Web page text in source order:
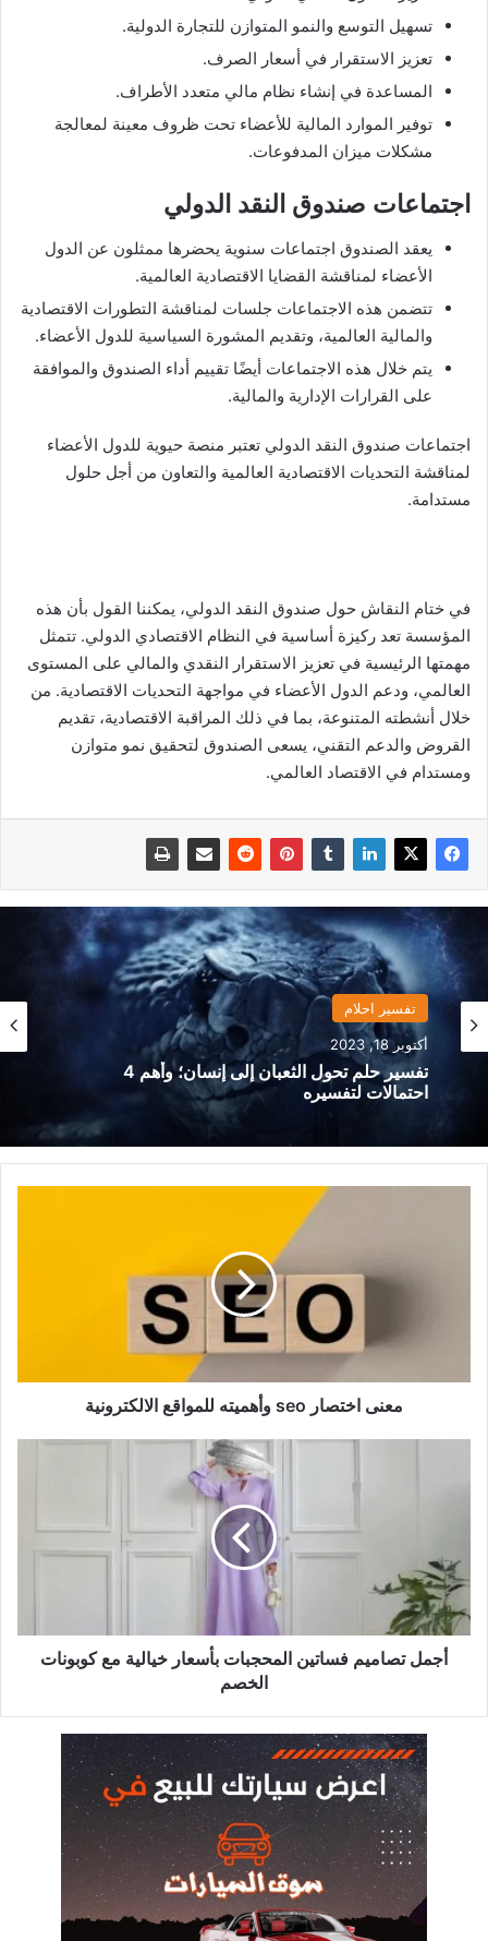
تسهيل التوسع والنمو المتوازن للتجارة الدولية.
تعزيز الاستقرار في أسعار الصرف.
المساعدة في إنشاء نظام مالي متعدد الأطراف.
توفير الموارد المالية للأعضاء تحت ظروف معينة لمعالجة
مشكلات ميزان المدفوعات.
اجتماعات صندوق النقد الدولي
يعقد الصندوق اجتماعات سنوية يحضرها ممثلون عن الدول
الأعضاء لمناقشة القضايا الاقتصادية العالمية.
تتضمن هذه الاجتماعات جلسات لمناقشة التطورات الاقتصادية
والمالية العالمية، وتقديم المشورة السياسية للدول الأعضاء.
يتم خلال هذه الاجتماعات أيضًا تقييم أداء الصندوق والموافقة
على القرارات الإدارية والمالية.
اجتماعات صندوق النقد الدولي تعتبر منصة حيوية للدول الأعضاء
لمناقشة التحديات الاقتصادية العالمية والتعاون من أجل حلول
مستدامة.
في ختام النقاش حول صندوق النقد الدولي، يمكننا القول بأن هذه
المؤسسة تعد ركيزة أساسية في النظام الاقتصادي الدولي. تتمثل
مهمتها الرئيسية في تعزيز الاستقرار النقدي والمالي على المستوى
العالمي، ودعم الدول الأعضاء في مواجهة التحديات الاقتصادية. من
خلال أنشطته المتنوعة، بما في ذلك المراقبة الاقتصادية، تقديم
القروض والدعم التقني، يسعى الصندوق لتحقيق نمو متوازن
ومستدام في الاقتصاد العالمي.
تفسير احلام
أكتوبر 18, 2023
تفسير حلم تحول الثعبان إلى إنسان؛ وأهم 4
احتمالات لتفسيره
منوعات
سبتمبر 26, 2023
مجلة ماى واى؛ وأشهر 7 من منتجاتها
معنى اختصار seo وأهميته للمواقع الالكترونية
خيالية
مع
كوبونات
الخصم
أجمل تصاميم فساتين المحجبات بأسعار خيالية مع كوبونات
الخصم